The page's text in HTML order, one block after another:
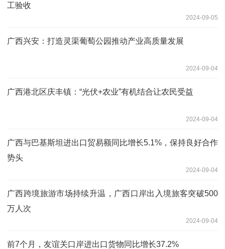
工验收
2024-09-05
广西兴安：打造灵渠葡萄公园推动产业高质量发展
2024-09-04
广西港北区庆丰镇：“光伏+农业”有机结合让农民受益
2024-09-04
广西与巴基斯坦进出口贸易额同比增长5.1%，保持良好合作
势头
2024-09-04
广西跨境旅游市场持续升温，广西口岸出入境旅客突破500
万人次
2024-09-04
前7个月，友谊关口岸进出口货物同比增长37.2%